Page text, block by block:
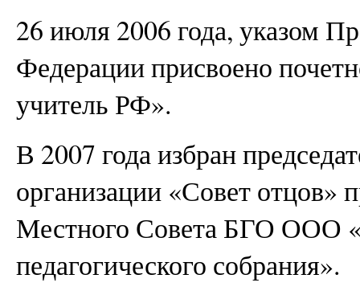
26 июля 2006 года, указом
Федерации присвоено
учитель РФ».
В 2007 года избран
организации «Совет отцов»
Местного Совета БГО ООО
педагогического собрания».